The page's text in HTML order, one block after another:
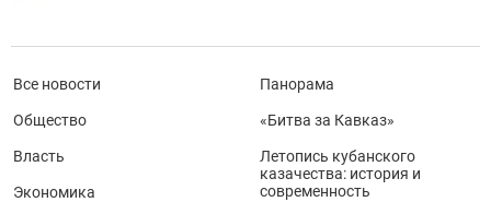
Все новости
Общество
Власть
Экономика
Панорама
«Битва за Кавказ»
Летопись кубанского
казачества: история и
современность